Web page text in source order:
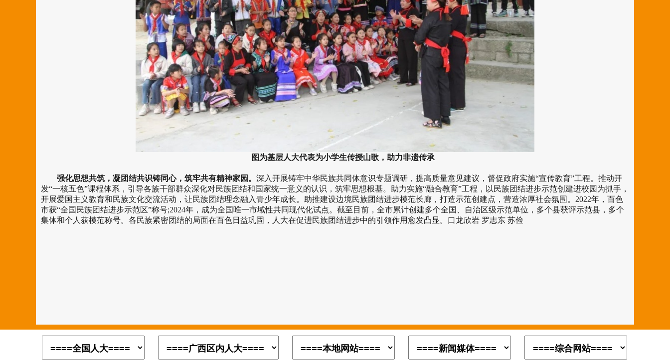
图为基层人大代表为小学生传授山歌，助力非遗传承
强化思想共筑，凝团结共识铸同心，筑牢共有精神家园。 深入开展铸牢中华民族共同体意识专题调研，提高质量意见建议，督促政府实施“宣传教育”工程。推动开
发“一核五色”课程体系，引导各族干部群众深化对民族团结和国家统一意义的认识，筑牢思想根基。助力实施“融合教育”工程，以民族团结进步示范创建进校园为抓手，
开展爱国主义教育和民族文化交流活动，让民族团结理念融入青少年成长。助推建设边境民族团结进步模范长廊，打造示范创建点，营造浓厚社会氛围。2022年，百色
市获“全国民族团结进步示范区”称号;2024年，成为全国唯一市域性共同现代化试点。截至目前，全市累计创建多个全国、自治区级示范单位，多个县获评示范县，多个
集体和个人获模范称号。各民族紧密团结的局面在百色日益巩固，人大在促进民族团结进步中的引领作用愈发凸显。口龙欣岩 罗志东 苏俭